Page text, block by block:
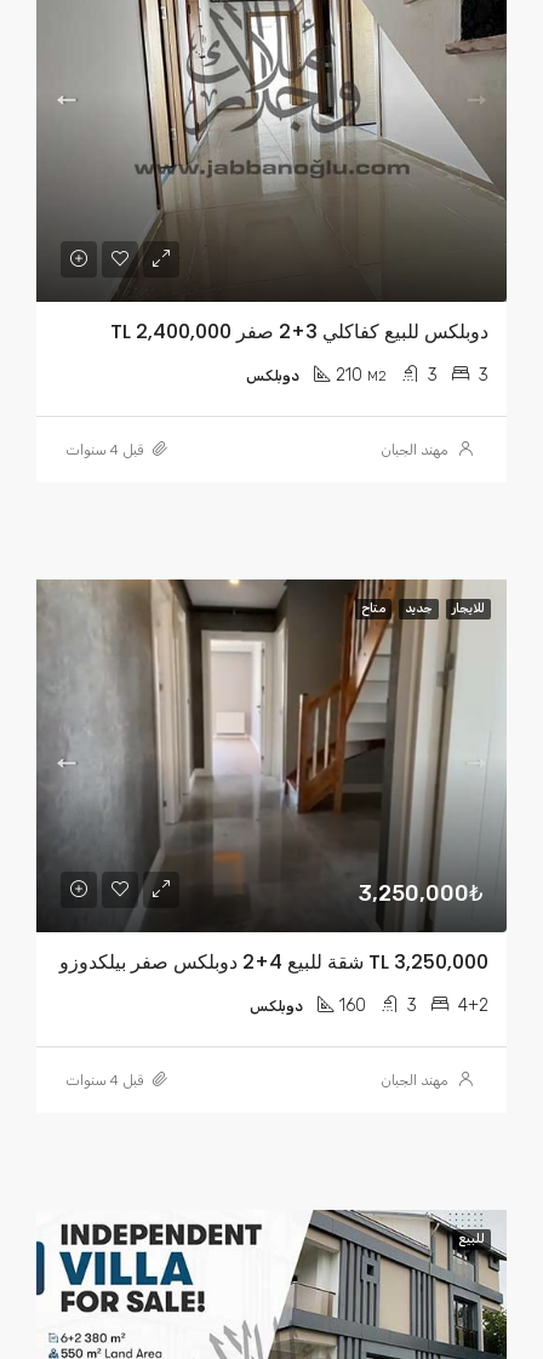
دوبلكس للبيع كفاكلي 3+2 صفر TL 2,400,000
3
3
210 M2 دوبلكس
مهند الجبان قبل 4 سنوات
للايجار جديد متاح
3,250,000₺
TL 3,250,000 شقة للبيع 4+2 دوبلكس صفر بيلكدوزو
4+2
3
160 دوبلكس
مهند الجبان قبل 4 سنوات
للبيع